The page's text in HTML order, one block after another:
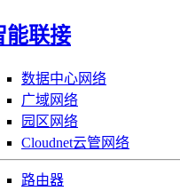
能联接
数据中心网络
广域网络
园区网络
Cloudnet云管网络
路由器